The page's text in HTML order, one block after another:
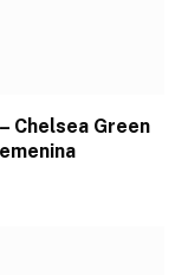
Chelsea Green